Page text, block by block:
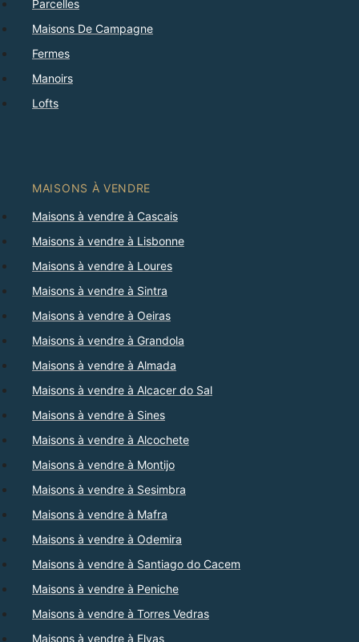
Parcelles
Maisons De Campagne
Fermes
Manoirs
Lofts
MAISONS À VENDRE
Maisons à vendre à Cascais
Maisons à vendre à Lisbonne
Maisons à vendre à Loures
Maisons à vendre à Sintra
Maisons à vendre à Oeiras
Maisons à vendre à Grandola
Maisons à vendre à Almada
Maisons à vendre à Alcacer do Sal
Maisons à vendre à Sines
Maisons à vendre à Alcochete
Maisons à vendre à Montijo
Maisons à vendre à Sesimbra
Maisons à vendre à Mafra
Maisons à vendre à Odemira
Maisons à vendre à Santiago do Cacem
Maisons à vendre à Peniche
Maisons à vendre à Torres Vedras
Maisons à vendre à Elvas